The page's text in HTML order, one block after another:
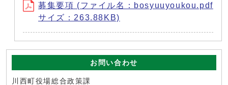
募集要項 (ファイル名：bosyuuyoukou.pdf
サイズ：263.88KB)
お問い合わせ
川西町役場総合政策課